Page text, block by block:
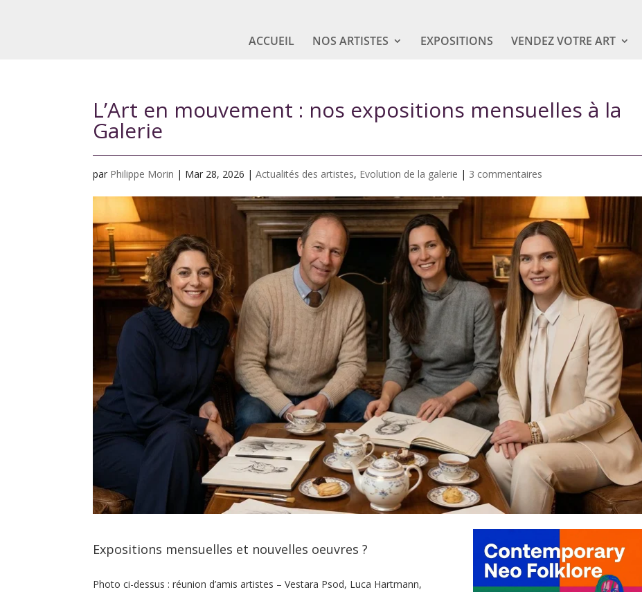
ACCUEIL NOS ARTISTES EXPOSITIONS VENDEZ VOTRE ART
L’Art en mouvement : nos expositions mensuelles à la
Galerie
par Philippe Morin | Mar 28, 2026 |Actualités des artistes, Evolution de la galerie | 3 commentaires
Expositions mensuelles et nouvelles oeuvres ?
Photo ci-dessus : réunion d’amis artistes – Vestara Psod, Luca Hartmann,